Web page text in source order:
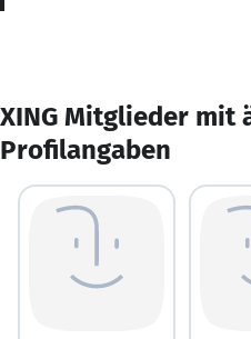
XING Mitglieder mit
Profilangaben